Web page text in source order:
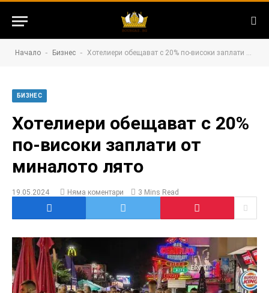
Начало - Бизнес - Хотелиери обещават с 20% по-високи заплати от миналото лято
БИЗНЕС
Хотелиери обещават с 20%
по-високи заплати от
миналото лято
19.05.2024 Няма коментари 3 Mins Read